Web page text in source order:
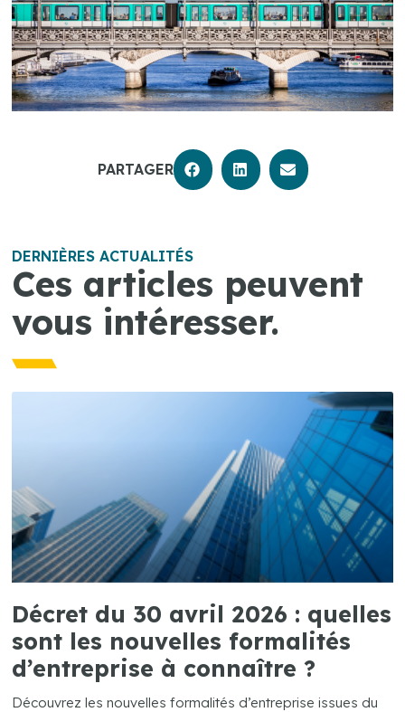
PARTAGER
DERNIÈRES ACTUALITÉS
Ces articles peuvent
vous intéresser.
Décret du 30 avril 2026 : quelles
sont les nouvelles formalités
d’entreprise à connaître ?
Découvrez les nouvelles formalités d’entreprise issues du